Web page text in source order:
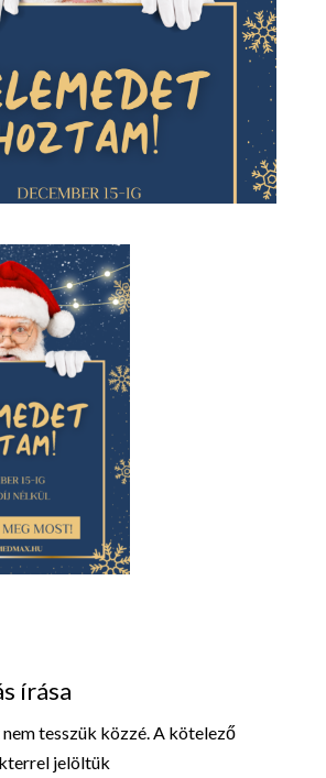
írása
tesszük közzé.A kötelező
jelöltük